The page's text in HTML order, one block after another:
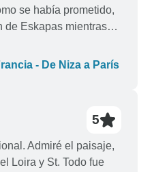
se había prometido,
de Eskapas mientras
sola y se
un representante
bien. Me quedé con la
no le importaba en
- De Niza a París
5
Admiré el paisaje,
Loira y St. Todo fue